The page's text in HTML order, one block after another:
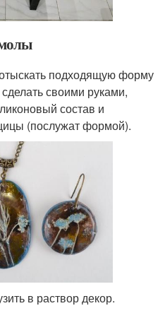
подходящую форму
своими руками,
состав и
(послужат формой).
в раствор декор.